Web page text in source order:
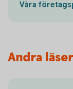
Våra
Andra